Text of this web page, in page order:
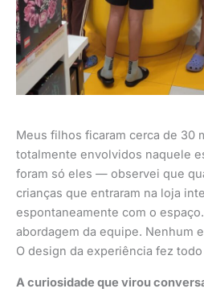
Meus filhos ficaram cerca de 30
totalmente envolvidos naquele
foram só eles — observei que
crianças que entraram na loja
espontaneamente com o
abordagem da equipe. Nenhum
O design da experiência fez
A curiosidade que virou